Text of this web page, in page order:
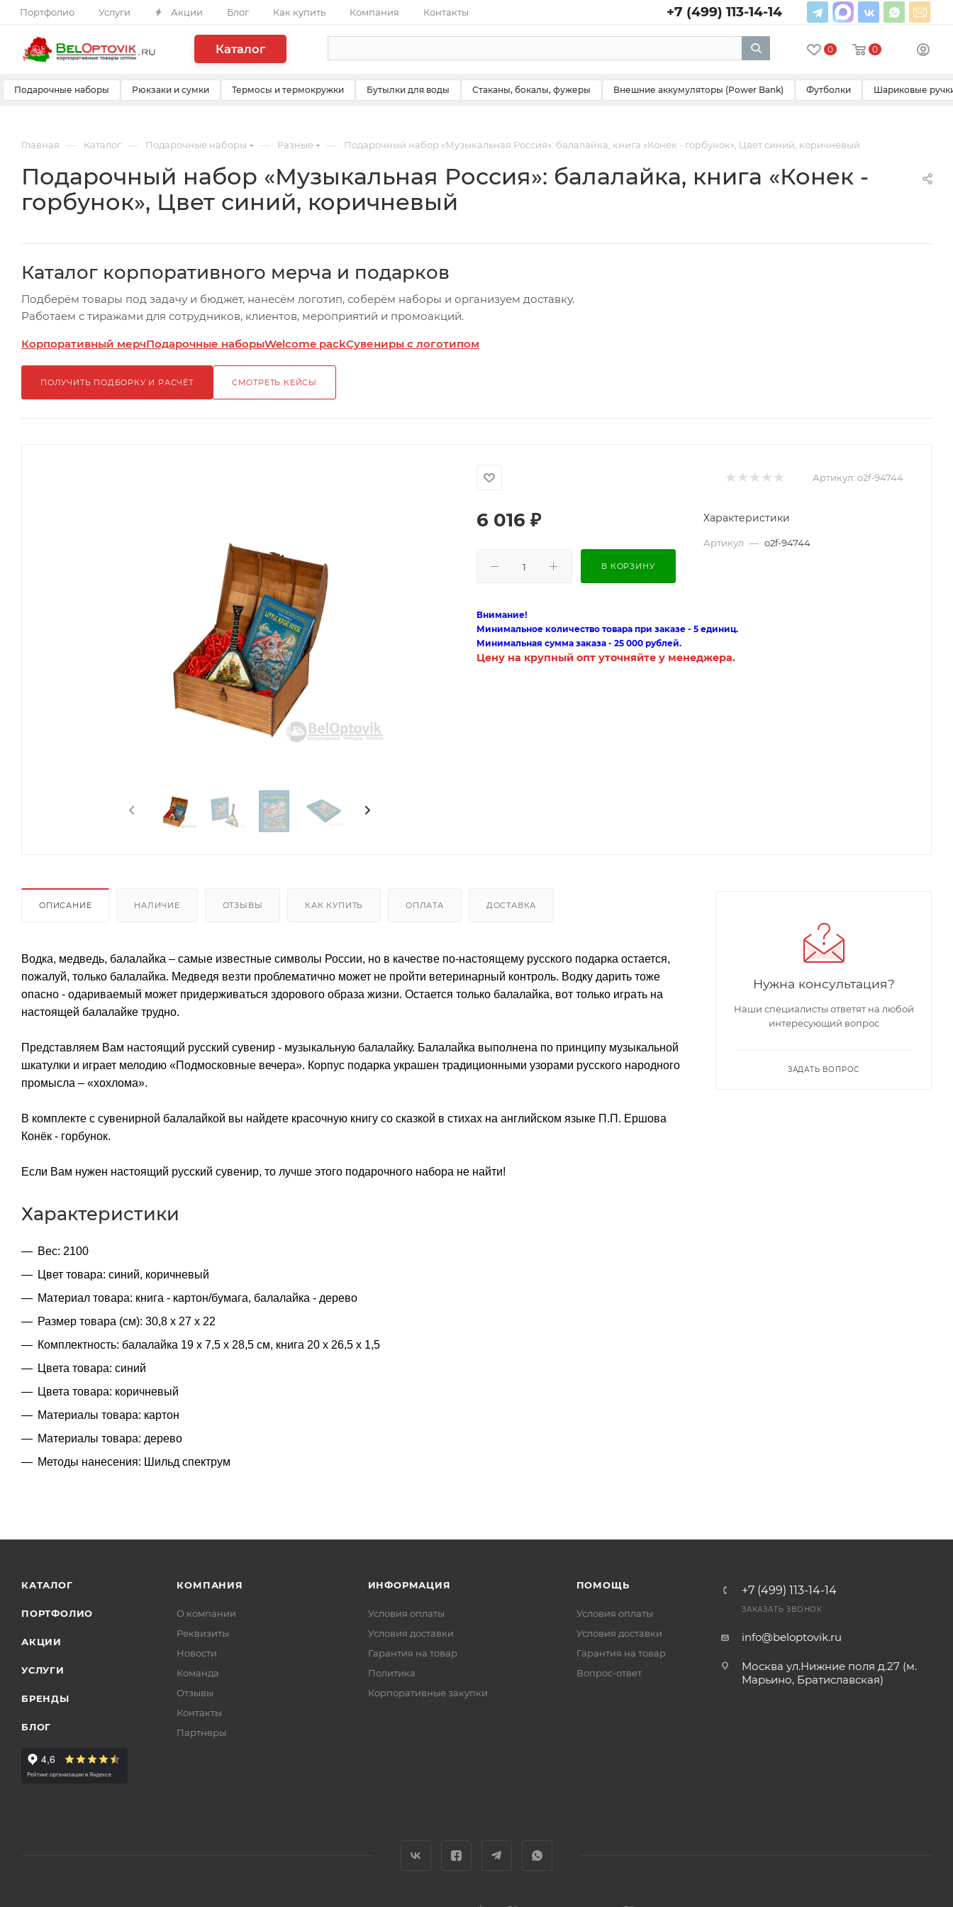
Портфолио Услуги Акции Блог Как купить Компания Контакты +7 (499) 113-14-14
Каталог 0 0
Подарочные наборы Рюкзаки и сумки Термосы и термокружки Бутылки для воды Стаканы, бокалы, фужеры Внешние аккумуляторы (Power Bank) Футболки Шариковые
Главная — Каталог — Подарочные наборы — Разные — Подарочный набор «Музыкальная Россия»: балалайка, книга «Конек - горбунок», Цвет синий, коричневый
Подарочный набор «Музыкальная Россия»: балалайка, книга «Конек -
горбунок», Цвет синий, коричневый
Каталог корпоративного мерча и подарков
Подберём товары под задачу и бюджет, нанесём логотип, соберём наборы и организуем доставку.
Работаем с тиражами для сотрудников, клиентов, мероприятий и промоакций.
Корпоративный мерчПодарочные наборыWelcome packСувениры с логотипом
ПОЛУЧИТЬ ПОДБОРКУ И РАСЧЁТ СМОТРЕТЬ КЕЙСЫ
Артикул: o2f-94744
6 016 ₽
В КОРЗИНУ
Характеристики
Артикул — o2f-94744
Внимание!
Минимальное количество товара при заказе - 5 единиц.
Минимальная сумма заказа - 25 000 рублей.
Цену на крупный опт уточняйте у менеджера.
ОПИСАНИЕ НАЛИЧИЕ ОТЗЫВЫ КАК КУПИТЬ ОПЛАТА ДОСТАВКА
Водка, медведь, балалайка – самые известные символы России, но в качестве по-настоящему русского подарка остается,
пожалуй, только балалайка. Медведя везти проблематично может не пройти ветеринарный контроль. Водку дарить тоже
опасно - одариваемый может придерживаться здорового образа жизни. Остается только балалайка, вот только играть на
настоящей балалайке трудно.
Представляем Вам настоящий русский сувенир - музыкальную балалайку. Балалайка выполнена по принципу музыкальной
шкатулки и играет мелодию «Подмосковные вечера». Корпус подарка украшен традиционными узорами русского народного
промысла – «хохлома».
В комплекте с сувенирной балалайкой вы найдете красочную книгу со сказкой в стихах на английском языке П.П. Ершова
Конёк - горбунок.
Если Вам нужен настоящий русский сувенир, то лучше этого подарочного набора не найти!
Характеристики
Вес: 2100
Цвет товара: синий, коричневый
Материал товара: книга - картон/бумага, балалайка - дерево
Размер товара (см): 30,8 х 27 х 22
Комплектность: балалайка 19 х 7,5 х 28,5 см, книга 20 х 26,5 х 1,5
Цвета товара: синий
Цвета товара: коричневый
Материалы товара: картон
Материалы товара: дерево
Методы нанесения: Шильд спектрум
Нужна консультация?
Наши специалисты ответят на любой
интересующий вопрос
ЗАДАТЬ ВОПРОС
КАТАЛОГ
ПОРТФОЛИО
АКЦИИ
УСЛУГИ
БРЕНДЫ
БЛОГ
КОМПАНИЯ
О компании
Реквизиты
Новости
Команда
Отзывы
Контакты
Партнеры
ИНФОРМАЦИЯ
Условия оплаты
Условия доставки
Гарантия на товар
Политика
Корпоративные закупки
ПОМОЩЬ
Условия оплаты
Условия доставки
Гарантия на товар
Вопрос-ответ
+7 (499) 113-14-14
ЗАКАЗАТЬ ЗВОНОК
info@beloptovik.ru
Москва ул.Нижние поля д.27 (м.
Марьино, Братиславская)